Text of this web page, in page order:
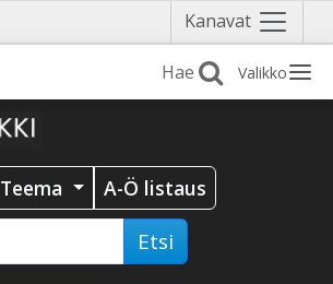
Kanavat Näytä
valikko
Valikko
Teema A-Ö listaus
Etsi